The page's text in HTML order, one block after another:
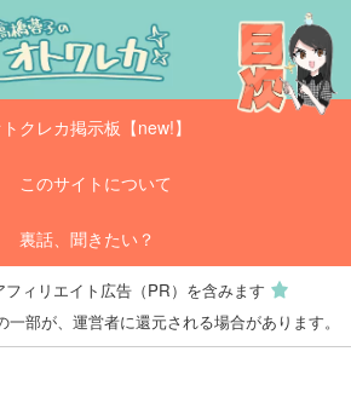
クレカ掲示板【new!】
このサイトについて
裏話、聞きたい？
フィリエイト広告（PR）を含みます
部が、運営者に還元される場合があります。